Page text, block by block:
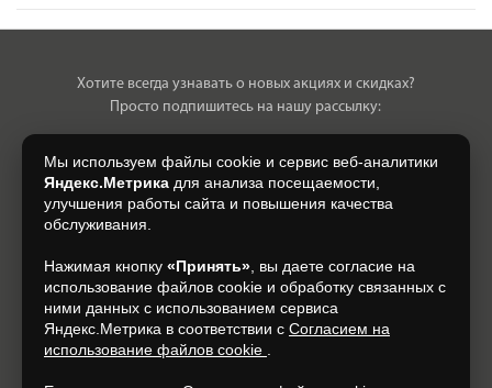
Хотите всегда узнавать о новых акциях и скидках?
Просто подпишитесь на нашу рассылку:
Нажимая на кнопку, я даю свое согласие на обработку моих
персональных данных, на условиях и для целей, определенных в
Подписаться
+7 (930) 305-85-90
Мы используем файлы cookie и сервис веб-аналитики
Яндекс.Метрика для анализа посещаемости,
улучшения работы сайта и повышения качества
обслуживания.
Нажимая кнопку «Принять» , вы даете согласие на
использование файлов cookie и обработку связанных с
ними данных с использованием сервиса
Яндекс.Метрика в соответствии с Согласием на
использование файлов cookie